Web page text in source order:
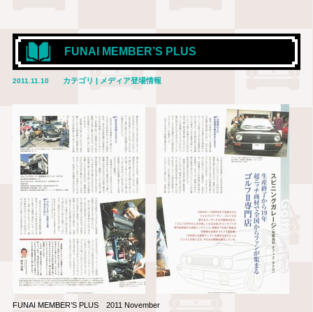
FUNAI MEMBER’S PLUS
2011.11.10 カテゴリ | メディア登場情報
FUNAI MEMBER’S PLUS 2011 November